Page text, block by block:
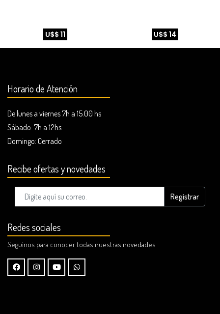
U$$ 11 U$$ 14
Horario de Atención
De lunes a viernes 7h a 15.00 hs
Sábado: 7h a 12hs
Domingo: Cerrado
Recibe ofertas y novedades
Registrar
Redes sociales
Seguinos para conocer todas nuestras novedades